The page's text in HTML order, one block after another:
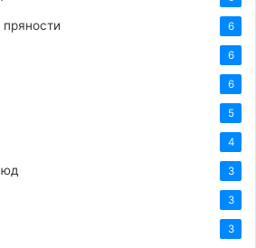
6
6
6
5
4
3
3
3